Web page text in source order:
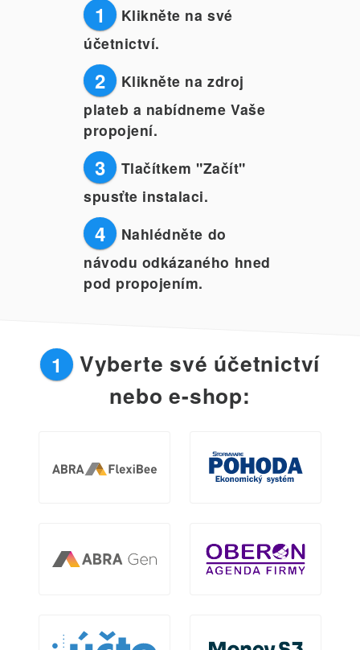
1
Klikněte na své
účetnictví.
2
Klikněte na zdroj
plateb a nabídneme Vaše
propojení.
3
Tlačítkem "Začít"
spusťte instalaci.
4
Nahlédněte do
návodu odkázaného hned
pod propojením.
1 Vyberte své účetnictví
nebo e-shop: